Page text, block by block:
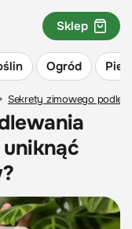
Ogród
Sklep
Sekrety zimowego